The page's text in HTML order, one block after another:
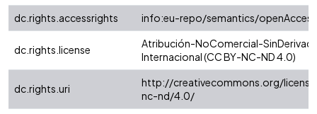
dc.rights.accessrights
info:eu-repo/semantics/openAccess
dc.rights.license
Atribución-NoComercial-
Internacional (CC BY-NC-ND 4.0)
dc.rights.uri
http://creativecommons.org/
nc-nd/4.0/